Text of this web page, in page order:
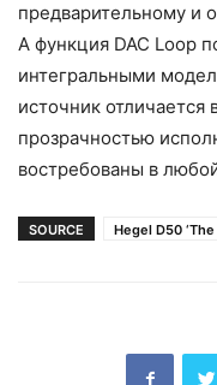
предварительному и
А функция DAC Loop
интегральными
источник
прозрачностью
востребованы в
SOURCE Hegel D50 ‘The